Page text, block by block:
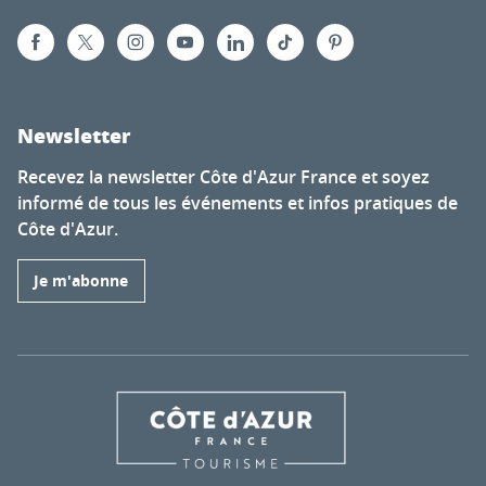
Newsletter
Recevez la newsletter Côte d'Azur France et soyez
informé de tous les événements et infos pratiques de
Côte d'Azur.
Je m'abonne